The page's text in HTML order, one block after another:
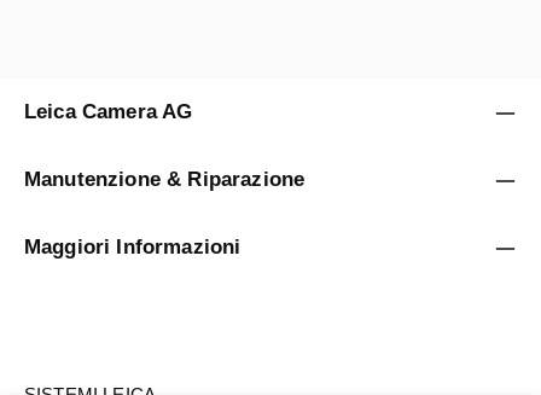
Leica Camera AG
Manutenzione & Riparazione
Maggiori Informazioni